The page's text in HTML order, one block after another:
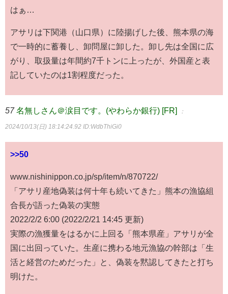
はぁ…
アサリは下関港（山口県）に陸揚げした後、熊本県の海
で一時的に蓄養し、卸問屋に卸した。卸し先は全国に広
がり、取扱量は年間約7千トンに上ったが、外国産と表
記していたのは1割程度だった。
57 名無しさん＠涙目です。(やわらか銀行) [FR] ：
2024/10/13(日) 18:14:24.92 ID:WdbThiGi0
>>50
www.nishinippon.co.jp/sp/item/n/870722/
「アサリ産地偽装は何十年も続いてきた」熊本の漁協組
合長が語った偽装の実態
2022/2/2 6:00 (2022/2/21 14:45 更新)
実際の漁獲量をはるかに上回る「熊本県産」アサリが全
国に出回っていた。生産に携わる地元漁協の幹部は「生
活と経営のためだった」と、偽装を黙認してきたと打ち
明けた。